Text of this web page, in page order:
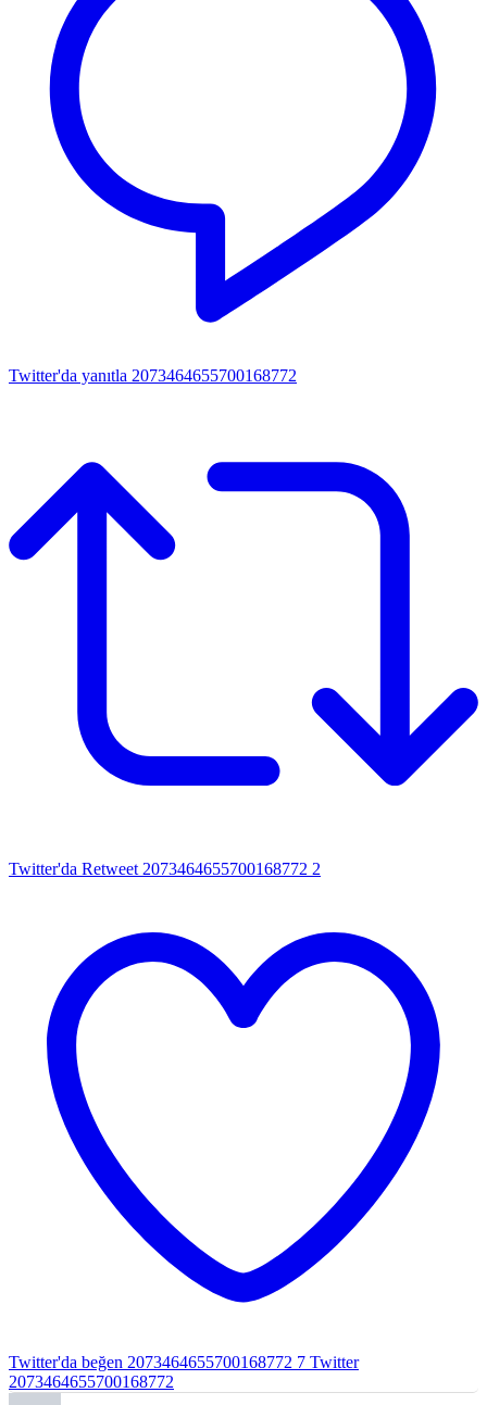
Twitter'da yanıtla 2073464655700168772
Twitter'da Retweet 2073464655700168772 2
Twitter'da beğen 2073464655700168772 7 Twitter
2073464655700168772